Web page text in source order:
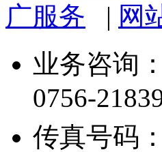
广服务 | 网
业务咨询：
0756-
传真号码